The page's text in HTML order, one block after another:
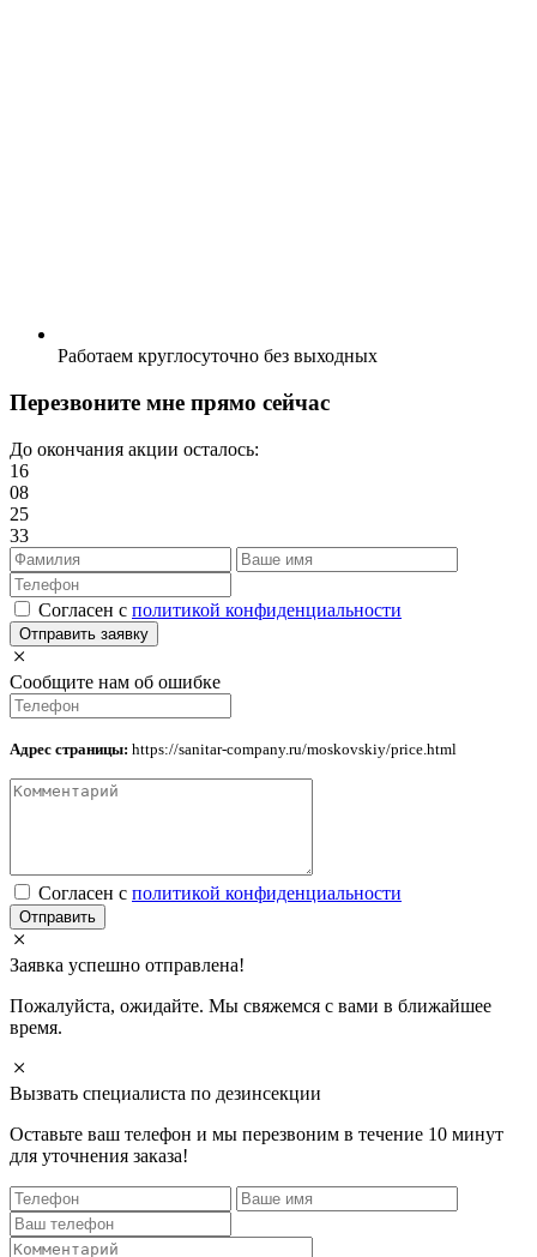
Работаем круглосуточно без выходных
Перезвоните мне прямо сейчас
До окончания акции осталось:
16
08
25
32
Cогласен с политикой конфиденциальности
Отправить заявку
Сообщите нам об ошибке
Адрес страницы: https://sanitar-company.ru/moskovskiy/price.html
Cогласен с политикой конфиденциальности
Отправить
Заявка успешно отправлена!
Пожалуйста, ожидайте. Мы свяжемся с вами в ближайшее
время.
Вызвать специалиста по дезинсекции
Оставьте ваш телефон и мы перезвоним в течение 10 минут
для уточнения заказа!